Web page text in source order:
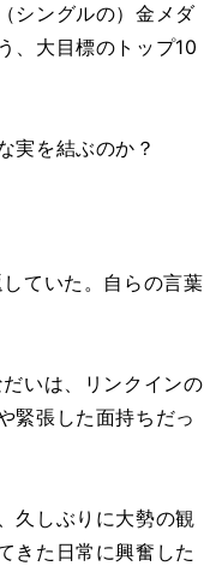
シングルの）金メダ
、大目標のトップ10
実を結ぶのか？
ていた。自らの言葉
いは、リンクインの
緊張した面持ちだっ
久しぶりに大勢の観
きた日常に興奮した